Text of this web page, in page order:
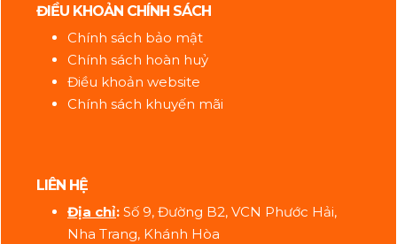
ĐIỀU KHOẢN CHÍNH SÁCH
Chính sách bảo mật
Chính sách hoàn huỷ
Điều khoản website
Chính sách khuyến mãi
LIÊN HỆ
Địa chỉ: Số 9, Đường B2, VCN Phước Hải,
Nha Trang, Khánh Hòa